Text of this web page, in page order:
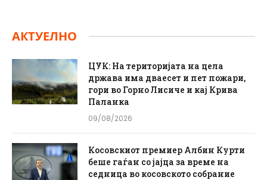
АКТУЕЛНО
ЦУК: На територијата на цела
држава има дваесет и пет пожари,
гори во Горно Лисиче и кај Крива
Паланка
09/08/2026
Косовскиот премиер Албин Курти
беше гаѓан со јајца за време на
седница во косовското собрание